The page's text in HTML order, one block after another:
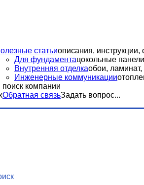
статьиописания, инструкции,
Для фундаментацокольные панели
Внутренняя отделкаобои, ламинат,
Инженерные коммуникации
поиск компании
Обратная связьЗадать вопрос...